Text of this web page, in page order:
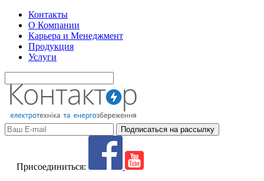
Контакты
О Компании
Карьера и Менеджмент
Продукция
Услуги
Присоединиться: